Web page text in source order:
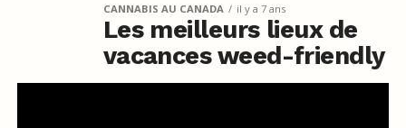
CANNABIS AU CANADA il y a 7 ans
Les meilleurs lieux de
vacances weed-friendly